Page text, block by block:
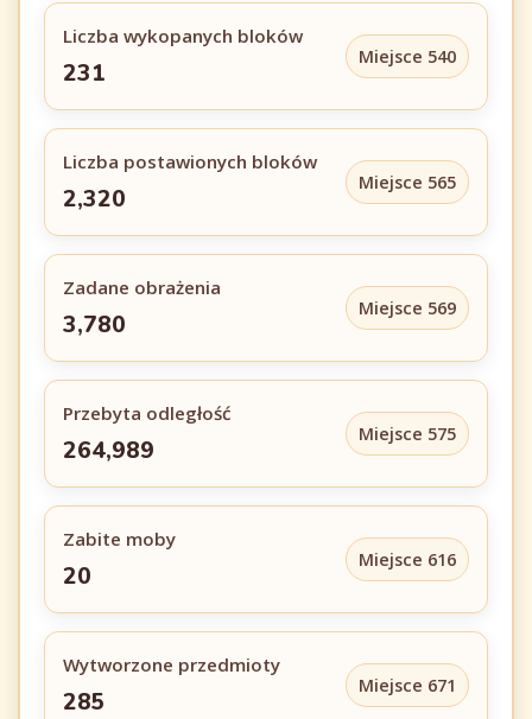
Liczba wykopanych bloków
231
Miejsce 540
Liczba postawionych bloków
2,320
Miejsce 565
Zadane obrażenia
3,780
Miejsce 569
Przebyta odległość
264,989
Miejsce 575
Zabite moby
20
Miejsce 616
Wytworzone przedmioty
285
Miejsce 671